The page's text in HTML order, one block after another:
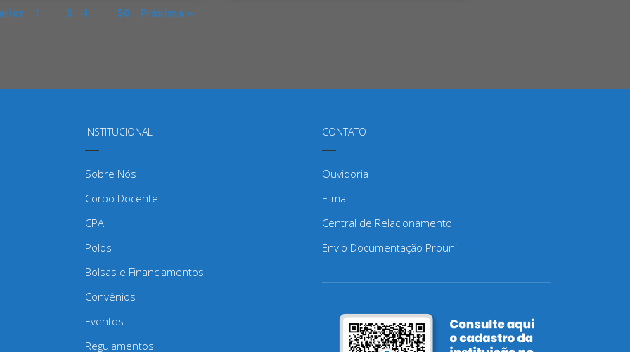
1 3 4 50 Próxima »
INSTITUCIONAL
Sobre Nós
Corpo Docente
CPA
Polos
Bolsas e Financiamentos
Convênios
Eventos
Regulamentos
CONTATO
Ouvidoria
E-mail
Central de Relacionamento
Envio Documentação Prouni